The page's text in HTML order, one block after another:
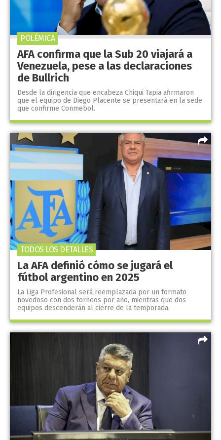
AFA confirma que la Sub 20 viajará a
Venezuela, pese a las declaraciones
de Bullrich
Desde la dirigencia que encabeza Chiqui Tapia afirmaron
que el equipo de Diego Placente se presentará en la sede
que confirme Conmebol.
POLÉMICA
La AFA definió cómo se jugará el
fútbol argentino en 2025
La Liga Profesional será reemplazada por un formato
novedoso con dos torneos por año, mientras que dos
equipos descenderán al cierre de la temporada.
TODOS LOS DETALLES